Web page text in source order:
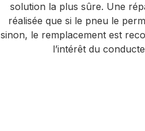
solution la plus sûre. Une
réalisée que si le pneu le
sinon, le remplacement est
l’intérêt du